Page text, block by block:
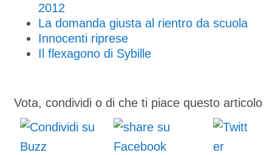
2012
La domanda giusta al rientro da scuola
Innocenti riprese
Il flexagono di Sybille
Vota, condividi o di che ti piace questo articolo